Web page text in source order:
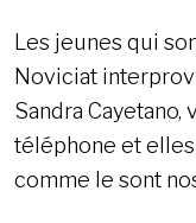
Les jeunes qui
Noviciat
Sandra Cayetano,
téléphone et
comme le sont